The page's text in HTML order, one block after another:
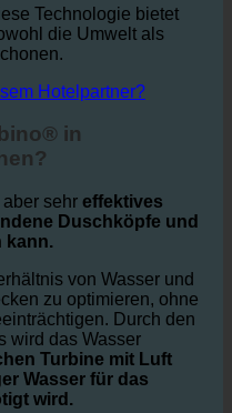
ecoturbino
Technologie bietet
die Umwelt als
in
aber sehreffektives
Duschköpfe und
von Wasser und
zu optimieren, ohne
Durch den
wird das Wasser
Turbine mit Luft
Wasser für das